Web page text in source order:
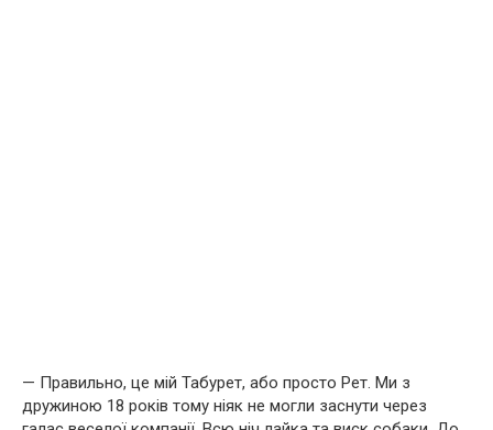
— Правильно, це мій Табурет, або просто Рет. Ми з
дружиною 18 років тому ніяк не могли заснути через